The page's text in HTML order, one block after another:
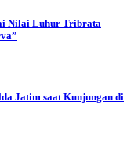
Nilai Luhur Tribrata
Jatim saat Kunjungan di